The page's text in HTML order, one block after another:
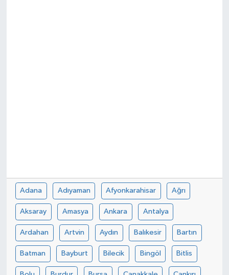
Adana Adıyaman Afyonkarahisar Ağrı
Aksaray Amasya Ankara Antalya
Ardahan Artvin Aydın Balıkesir Bartın
Batman Bayburt Bilecik Bingöl Bitlis